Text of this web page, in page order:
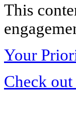
This
Your
Check